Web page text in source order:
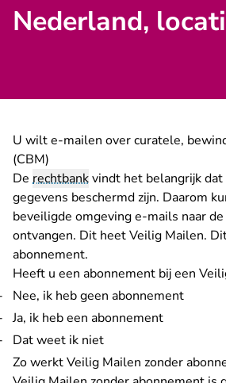
Nederland,
U wilt e-mailen over curatele,
(CBM)
De rechtbankvindt het belangrijk
gegevens beschermd zijn. Daarom
beveiligde omgeving e-mails naar
ontvangen. Dit heet Veilig Mailen.
abonnement.
Heeft u een abonnement bij een
Nee, ik heb geen abonnement
Ja, ik heb een abonnement
Dat weet ik niet
Zo werkt Veilig Mailen zonder